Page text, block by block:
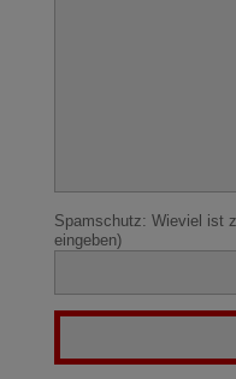
Spamschutz: Wieviel ist
eingeben)